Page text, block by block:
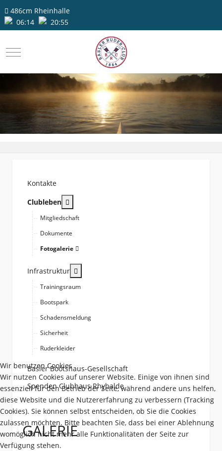
486cm Rheinhalle
06:14
20:55
Mobile Menu Toggle
Kontakte
Clubleben
Mitgliedschaft
Dokumente
Fotogalerie
Infrastruktur
Trainingsraum
Bootspark
Schadensmeldung
Sicherheit
Ruderkleider
Basler Bootshaus-Gesellschaft
Spenden Clubhaus Rhyhalde
GALERIE
Wir benutzen Cookies
Wir nutzen Cookies auf unserer Website. Einige von ihnen sind
essenziell für den Betrieb der Seite, während andere uns helfen,
diese Website und die Nutzererfahrung zu verbessern (Tracking
Cookies). Sie können selbst entscheiden, ob Sie die Cookies
zulassen möchten. Bitte beachten Sie, dass bei einer Ablehnung
womöglich nicht mehr alle Funktionalitäten der Seite zur
Verfügung stehen.